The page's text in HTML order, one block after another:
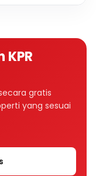
gratis
yang sesuai